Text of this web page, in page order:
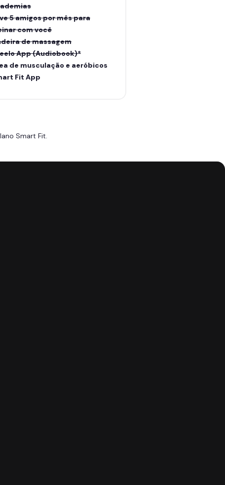
5 amigos por mês para
com você
de massagem
App (Audiobook)*
de musculação e aeróbicos
Fit App
Smart Fit.